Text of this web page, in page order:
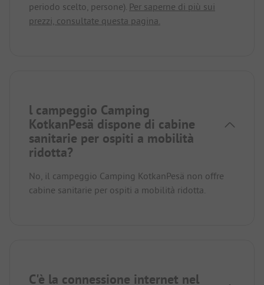
periodo scelto, persone). Per saperne di più sui
prezzi, consultate questa pagina.
l campeggio Camping
KotkanPesä dispone di cabine
sanitarie per ospiti a mobilità
ridotta?
No, il campeggio Camping KotkanPesä non offre
cabine sanitarie per ospiti a mobilità ridotta.
C'è la connessione internet nel